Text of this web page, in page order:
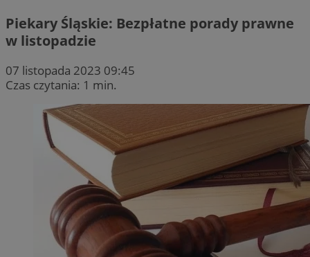
Piekary Śląskie: Bezpłatne porady prawne
w listopadzie
07 listopada 2023 09:45
Czas czytania: 1 min.